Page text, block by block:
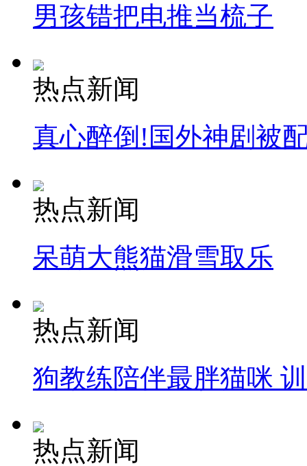
纽约上演“枕头大战”
司机酒驾遇交警 急速倒车逃窜
男孩错把电推当梳子
热点新闻
真心醉倒!国外神剧被
热点新闻
呆萌大熊猫滑雪取乐
热点新闻
狗教练陪伴最胖猫咪
热点新闻